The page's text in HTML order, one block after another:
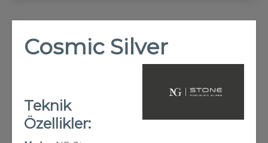
Cosmic Silver
Teknik
Özellikler: